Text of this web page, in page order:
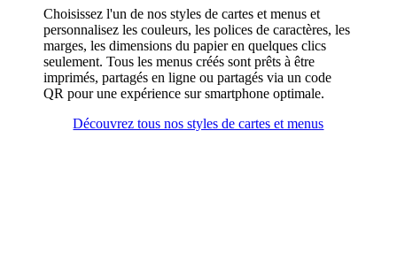
Choisissez l'un de nos styles de cartes et menus et
personnalisez les couleurs, les polices de caractères, les
marges, les dimensions du papier en quelques clics
seulement. Tous les menus créés sont prêts à être
imprimés, partagés en ligne ou partagés via un code
QR pour une expérience sur smartphone optimale.
Découvrez tous nos styles de cartes et menus